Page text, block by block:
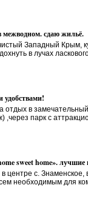
межводном. сдаю жильё.
Западный Крым,
в лучах
удобствами!
отдых в
,через парк с
sweet home».
центре с.
необходимым для